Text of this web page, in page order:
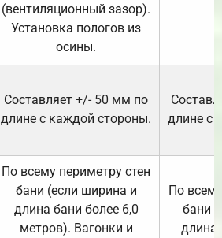
(вентиляционный зазор).
Установка пологов из
осины.
Составляет +/- 50 мм по
длине с каждой стороны.
длине с
По всему периметру стен
бани (если ширина и
длина бани более 6,0
метров). Вагонки и
По
бани
длина